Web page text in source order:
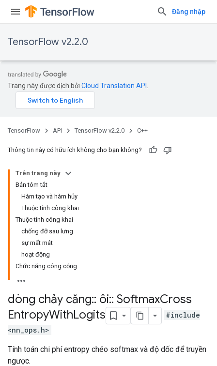
Đăng nhập
TensorFlow v2.2.0
Trang này được dịch bởi Cloud Translation API
TensorFlow API TensorFlow v2.2.0 C++
Thông tin này có hữu ích không cho bạn không?
Trên trang này
Bản tóm tắt
Hàm tạo và hàm hủy
Thuộc tính công khai
Thuộc tính công khai
chống đỡ sau lưng
sự mất mát
hoạt động
Chức năng công cộng
dòng chảy căng:: ôi:: SoftmaxCross
EntropyWithLogits
#include
<nn_ops.h>
Tính toán chi phí entropy chéo softmax và độ dốc để truyền
ngược.